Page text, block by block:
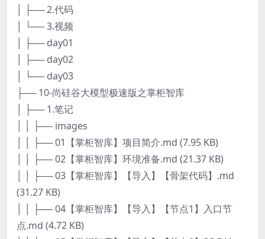
│ ├── 2.代码
│ └── 3.视频
│ ├── day01
│ ├── day02
│ └── day03
├── 10-尚硅谷大模型极速版之掌柜智库
│ ├── 1.笔记
│ │ ├── images
│ │ ├── 01【掌柜智库】项目简介.md (7.95 KB)
│ │ ├── 02【掌柜智库】环境准备.md (21.37 KB)
│ │ ├── 03【掌柜智库】【导入】【骨架代码】.md
(31.27 KB)
│ │ ├── 04【掌柜智库】【导入】【节点1】入口节
点.md (4.72 KB)